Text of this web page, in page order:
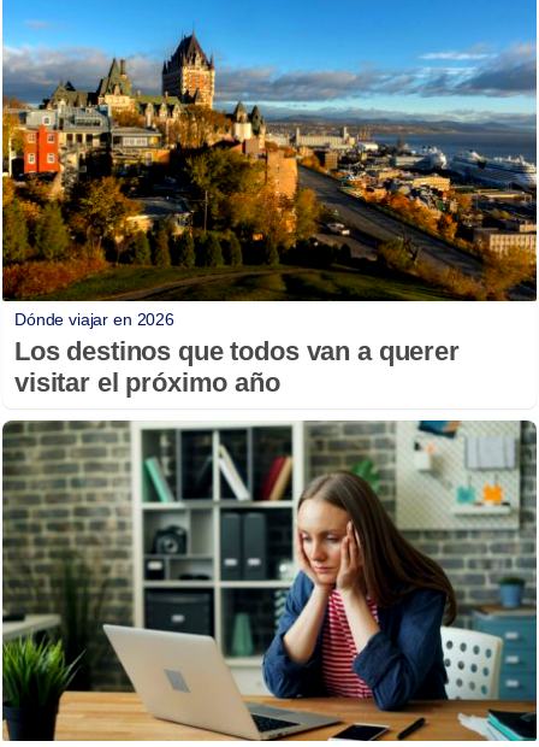
Dónde viajar en 2026
Los destinos que todos van a querer
visitar el próximo año